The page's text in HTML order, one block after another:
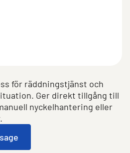
för räddningstjänst och
Ger direkt tillgång till
nyckelhantering eller